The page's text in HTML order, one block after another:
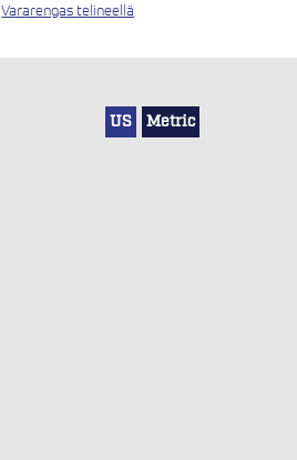
Vararengas telineellä
US Metric